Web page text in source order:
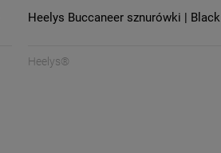
Heelys Buccaneer sznurówki | Black
Heelys®